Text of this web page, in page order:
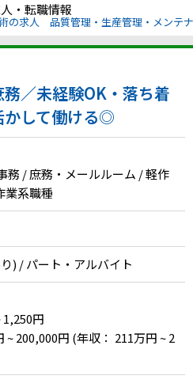
・転職情報
の求人 品質管理・生産管理・メンテ
務／未経験OK・落ち着
かして働ける◎
務 / 庶務・メールルーム / 軽作
業系職種
) / パート・アルバイト
円
~ 200,000円 (年収： 211万円 ~ 2
けページ